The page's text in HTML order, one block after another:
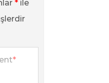
* ile
*